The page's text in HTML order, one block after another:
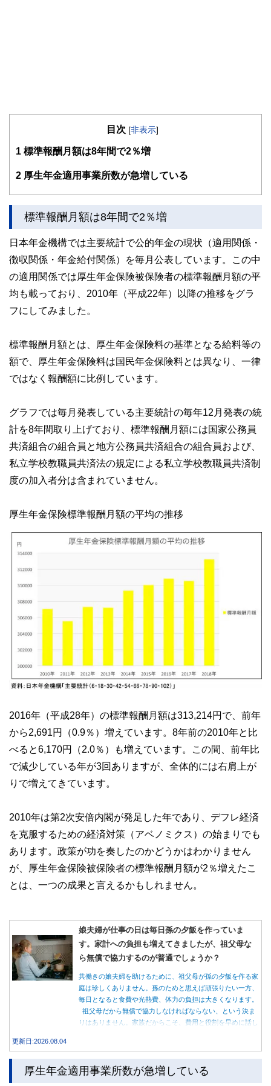
目次 [非表示]
1 標準報酬月額は8年間で2％増
2 厚生年金適用事業所数が急増している
標準報酬月額は8年間で2％増
日本年金機構では主要統計で公的年金の現状（適用関係・
徴収関係・年金給付関係）を毎月公表しています。この中
の適用関係では厚生年金保険被保険者の標準報酬月額の平
均も載っており、2010年（平成22年）以降の推移をグラ
フにしてみました。
標準報酬月額とは、厚生年金保険料の基準となる給料等の
額で、厚生年金保険料は国民年金保険料とは異なり、一律
ではなく報酬額に比例しています。
グラフでは毎月発表している主要統計の毎年12月発表の統
計を8年間取り上げており、標準報酬月額には国家公務員
共済組合の組合員と地方公務員共済組合の組合員および、
私立学校教職員共済法の規定による私立学校教職員共済制
度の加入者分は含まれていません。
厚生年金保険標準報酬月額の平均の推移
2016年（平成28年）の標準報酬月額は313,214円で、前年
から2,691円（0.9％）増えています。8年前の2010年と比
べると6,170円（2.0％）も増えています。この間、前年比
で減少している年が3回ありますが、全体的には右肩上が
りで増えてきています。
2010年は第2次安倍内閣が発足した年であり、デフレ経済
を克服するための経済対策（アベノミクス）の始まりでも
あります。政策が功を奏したのかどうかはわかりません
が、厚生年金保険被保険者の標準報酬月額が2％増えたこ
とは、一つの成果と言えるかもしれません。
娘夫婦が仕事の日は毎日孫の夕飯を作っていま
す。家計への負担も増えてきましたが、祖父母な
ら無償で協力するのが普通でしょうか？
共働きの娘夫婦を助けるために、祖父母が孫の夕飯を作る家
庭は珍しくありません。孫のためと思えば頑張りたい一方、
毎日となると食費や光熱費、体力の負担は大きくなります。
祖父母だから無償で協力しなければならない、という決ま
りはありません。家族だからこそ、費用と役割を早めに話し
更新日:2026.08.04
厚生年金適用事業所数が急増している